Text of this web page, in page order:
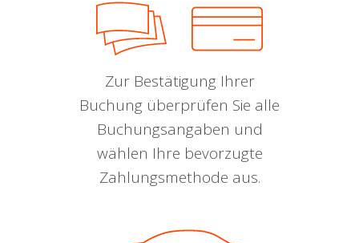
Zur Bestätigung Ihrer
Buchung überprüfen Sie alle
Buchungsangaben und
wählen Ihre bevorzugte
Zahlungsmethode aus.